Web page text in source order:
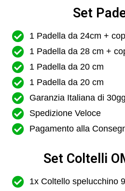
Set
1 Padella da 24cm +
1 Padella da 28 cm +
1 Padella da 20 cm
1 Padella da 20 cm
Garanzia Italiana di 30gg
Spedizione Veloce
Pagamento alla
Set Coltelli
1x Coltello spelucchino